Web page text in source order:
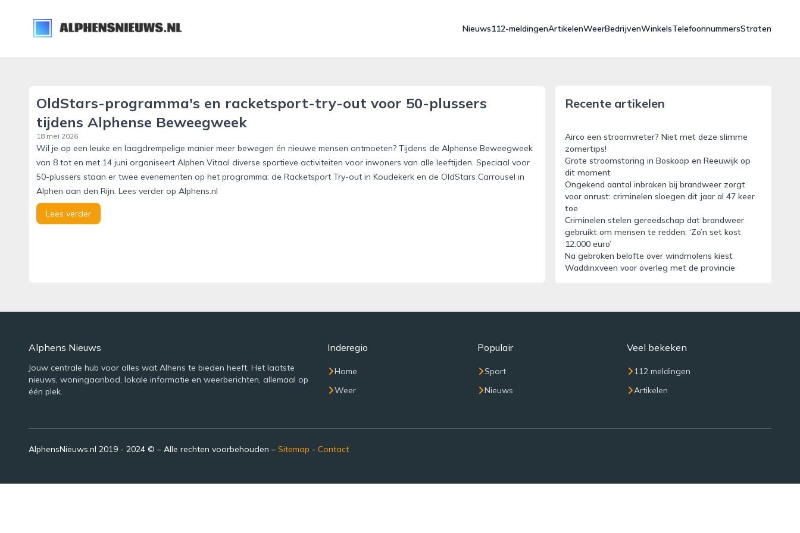
alphensnieuws.nl
Nieuws112-meldingenArtikelenWeerBedrijvenWinkelsTelefoonnummersStraten
OldStars-programma's en racketsport-try-out voor 50-plussers
tijdens Alphense Beweegweek
18 mei 2026
Wil je op een leuke en laagdrempelige manier meer bewegen én nieuwe mensen ontmoeten? Tijdens de Alphense Beweegweek
van 8 tot en met 14 juni organiseert Alphen Vitaal diverse sportieve activiteiten voor inwoners van alle leeftijden. Speciaal voor
50-plussers staan er twee evenementen op het programma: de Racketsport Try-out in Koudekerk en de OldStars Carrousel in
Alphen aan den Rijn. Lees verder op Alphens.nl
Lees verder
Recente artikelen
Airco een stroomvreter? Niet met deze slimme
zomertips!
Grote stroomstoring in Boskoop en Reeuwijk op
dit moment
Ongekend aantal inbraken bij brandweer zorgt
voor onrust: criminelen sloegen dit jaar al 47 keer
toe
Criminelen stelen gereedschap dat brandweer
gebruikt om mensen te redden: ‘Zo’n set kost
12.000 euro’
Na gebroken belofte over windmolens kiest
Waddinxveen voor overleg met de provincie
Alphens Nieuws
Jouw centrale hub voor alles wat Alhens te bieden heeft. Het laatste
nieuws, woningaanbod, lokale informatie en weerberichten, allemaal op
één plek.
Inderegio
Home
Weer
Populair
Sport
Nieuws
Veel bekeken
112 meldingen
Artikelen
AlphensNieuws.nl 2019 - 2024 © – Alle rechten voorbehouden – Sitemap - Contact